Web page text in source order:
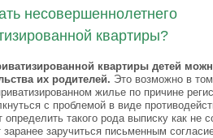
несовершеннолетнего
квартиры?
квартиры детей
их родителей. Это возможно в
жилье по причине
с проблемой в виде
определить такого рода выписку как не
заручиться письменным